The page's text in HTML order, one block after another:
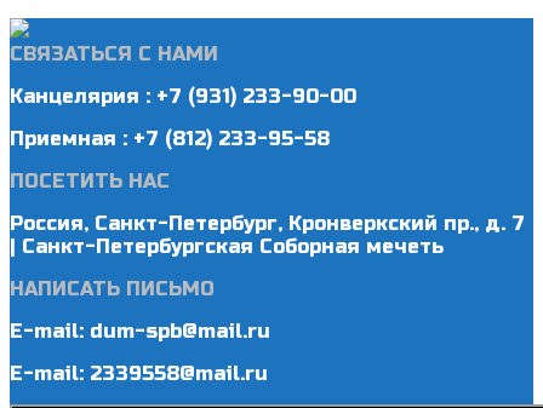
СВЯЗАТЬСЯ С НАМИ
Канцелярия : +7 (931) 233-90-00
Приемная : +7 (812) 233-95-58
ПОСЕТИТЬ НАС
Россия, Санкт-Петербург, Кронверкский пр., д. 7
| Санкт-Петербургская Соборная мечеть
НАПИСАТЬ ПИСЬМО
E-mail: dum-spb@mail.ru
E-mail: 2339558@mail.ru